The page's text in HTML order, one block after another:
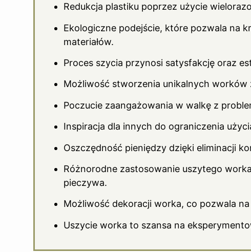
Redukcja plastiku poprzez użycie
Ekologiczne podejście, które pozwala na
materiałów.
Proces szycia przynosi satysfakcję oraz
Możliwość stworzenia unikalnych worków
Poczucie zaangażowania w walkę z
Inspiracja dla innych do ograniczenia
Oszczędność pieniędzy dzięki eliminacji
Różnorodne zastosowanie uszytego
pieczywa.
Możliwość dekoracji worka, co pozwala
Uszycie worka to szansa na